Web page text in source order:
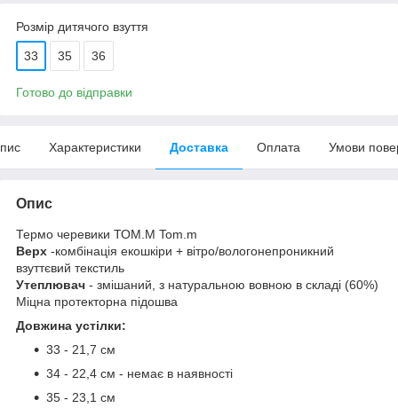
Розмір дитячого взуття
33 35 36
Готово до відправки
Характеристики Доставка Оплата Умови
Опис
Термо черевики ТОМ.М Tom.m
Верх -комбінація екошкіри + вітро/вологонепроникний
взуттєвий текстиль
Утеплювач - змішаний, з натуральною вовною в складі (60%)
Міцна протекторна підошва
Довжина устілки:
33 - 21,7 см
34 - 22,4 см - немає в наявності
35 - 23,1 см